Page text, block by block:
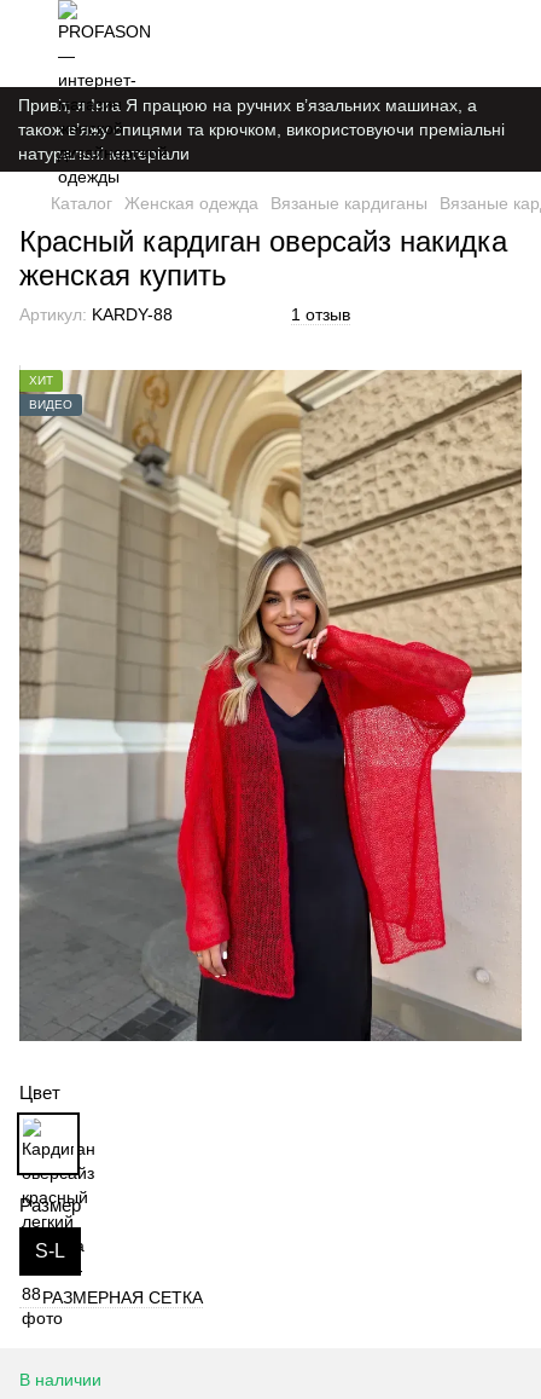
Привіт, я Інга Я працюю на ручних в’язальних машинах, а
також в’яжу спицями та крючком, використовуючи преміальні
натуральні матеріали
Каталог Женская одежда Вязаные кардиганы Вязаные
Красный кардиган оверсайз накидка
женская купить
Артикул: KARDY-88 1 отзыв
ХИТ
ВИДЕО
Цвет
Размер
S-L
РАЗМЕРНАЯ СЕТКА
В наличии